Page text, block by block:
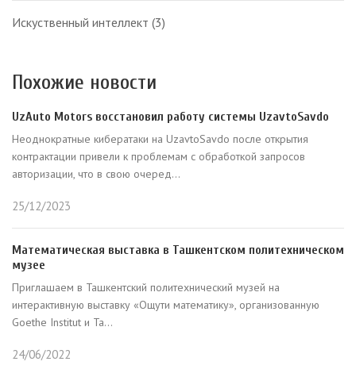
Искуственный интеллект (3)
Похожие новости
UzAuto Motors восстановил работу системы UzavtoSavdo
Неоднократные кибератаки на UzavtoSavdo после открытия
контрактации привели к проблемам с обработкой запросов
авторизации, что в свою очеред...
25/12/2023
Математическая выставка в Ташкентском политехническом
музее
Приглашаем в Ташкентский политехнический музей на
интерактивную выставку «Ощути математику», организованную
Goethe Institut и Та...
24/06/2022